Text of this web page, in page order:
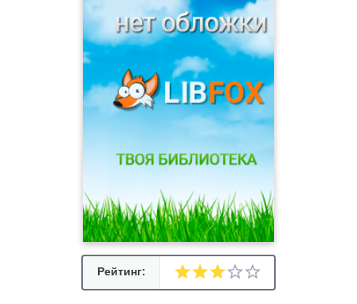
Рейтинг: